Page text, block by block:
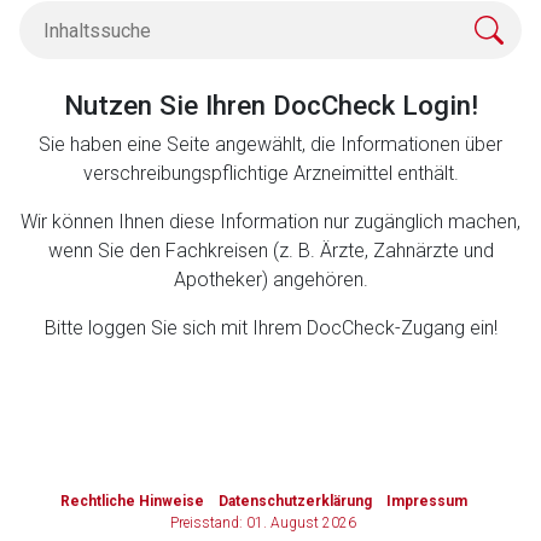
Nutzen Sie Ihren DocCheck Login!
Sie haben eine Seite angewählt, die Informationen über
verschreibungspflichtige Arzneimittel enthält.
Wir können Ihnen diese Information nur zugänglich machen,
wenn Sie den Fachkreisen (z. B. Ärzte, Zahnärzte und
Apotheker) angehören.
Bitte loggen Sie sich mit Ihrem DocCheck-Zugang ein!
Rechtliche Hinweise Datenschutzerklärung
Impressum
Preisstand: 01. August 2026